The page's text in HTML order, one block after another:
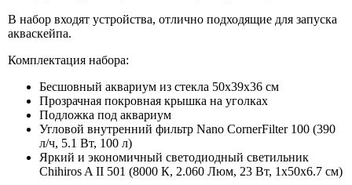
В набор входят устройства, отлично подходящие для запуска
акваскейпа.
Комплектация набора:
Бесшовный аквариум из стекла 50х39х36 см
Прозрачная покровная крышка на уголках
Подложка под аквариум
Угловой внутренний фильтр Nano CornerFilter 100 (390
л/ч, 5.1 Вт, 100 л)
Яркий и экономичный светодиодный светильник
Chihiros A II 501 (8000 К, 2.060 Люм, 23 Вт, 1х50х6.7 см)